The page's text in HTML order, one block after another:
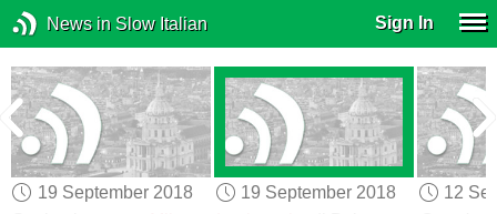
News in Slow Italian Sign In
19 September 2018
19 September 2018
12